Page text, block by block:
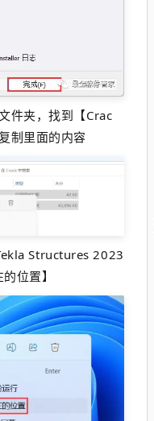
件夹，找到【Crac
制里面的内容
Structures 2023
位置】